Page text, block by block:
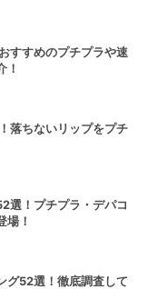
すすめのプチプラや速
！
落ちないリップをプチ
選！プチプラ・デパコ
場！
グ52選！徹底調査して